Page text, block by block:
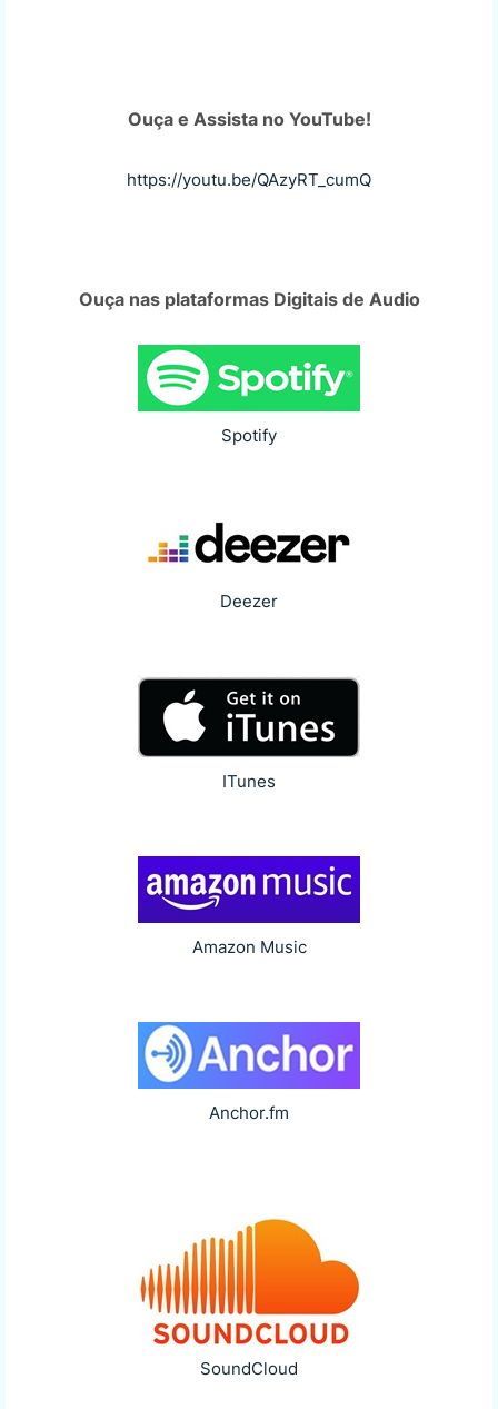
Ouça e Assista no YouTube!
https://youtu.be/QAzyRT_cumQ
Ouça nas plataformas Digitais de Audio
Spotify
Deezer
ITunes
Amazon Music
Anchor.fm
SoundCloud